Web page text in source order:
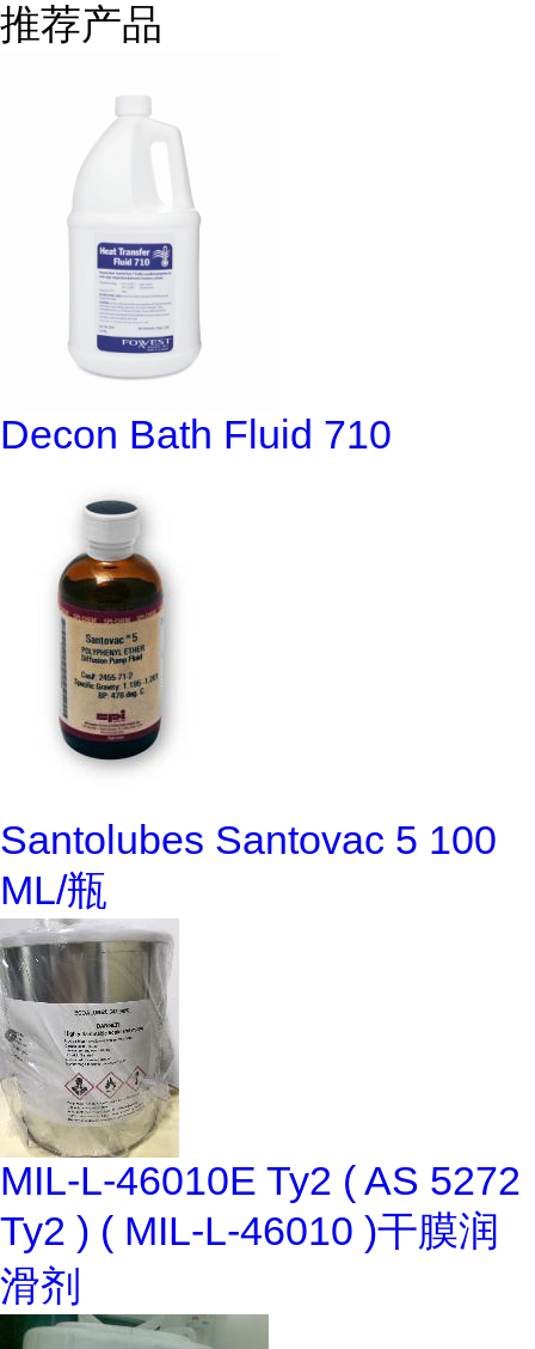
推荐产品
Decon Bath Fluid 710
Santolubes Santovac 5 100
ML/瓶
MIL-L-46010E Ty2 ( AS 5272
Ty2 ) ( MIL-L-46010 )干膜润
滑剂